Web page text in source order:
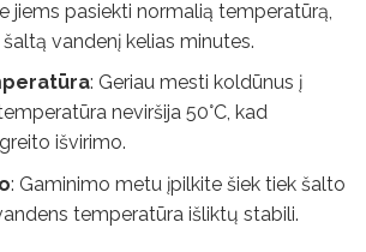
jiems pasiekti normalią temperatūrą,
vandenį kelias minutes.
: Geriau mesti koldūnus į
neviršija 50°C, kad
išvirimo.
: Gaminimo metu įpilkite šiek tiek šalto
temperatūra išliktų stabili.